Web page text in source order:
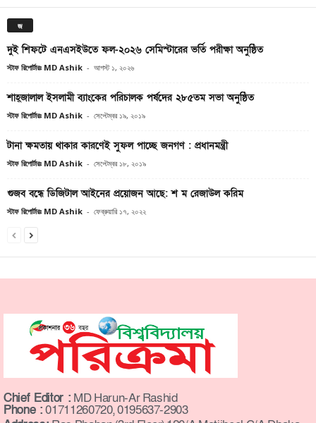
জ
দুই শিফটে এনএসইউতে ফল-২০২৬ সেমিস্টারের ভর্তি পরীক্ষা অনুষ্ঠিত
স্টাফ রিপোর্টারঃ MD Ashik - আগস্ট ১, ২০২৬
শাহ্জালাল ইসলামী ব্যাংকের পরিচালক পর্ষদের ২৮৫তম সভা অনুষ্ঠিত
স্টাফ রিপোর্টারঃ MD Ashik - সেপ্টেম্বর ১৯, ২০১৯
টানা ক্ষমতায় থাকার কারণেই সুফল পাচ্ছে জনগণ : প্রধানমন্ত্রী
স্টাফ রিপোর্টারঃ MD Ashik - সেপ্টেম্বর ১৮, ২০১৯
গুজব বন্ধে ডিজিটাল আইনের প্রয়োজন আছে: শ ম রেজাউল করিম
স্টাফ রিপোর্টারঃ MD Ashik - ফেব্রুয়ারি ১৭, ২০২২
Chief Editor : MD Harun-Ar Rashid
Phone :01711260720, 0195637-2903